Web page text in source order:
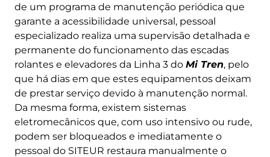
de um programa de manutenção periódica que
garante a acessibilidade universal, pessoal
especializado realiza uma supervisão detalhada e
permanente do funcionamento das escadas
rolantes e elevadores da Linha 3 do Mi Tren, pelo
que há dias em que estes equipamentos deixam
de prestar serviço devido à manutenção normal.
Da mesma forma, existem sistemas
eletromecânicos que, com uso intensivo ou rude,
podem ser bloqueados e imediatamente o
pessoal do SITEUR restaura manualmente o